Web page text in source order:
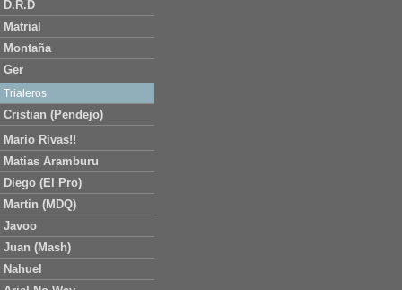
D.R.D
Matrial
Montaña
Ger
Trialeros
Cristian (Pendejo)
Mario Rivas!!
Matias Aramburu
Diego (El Pro)
Martin (MDQ)
Javoo
Juan (Mash)
Nahuel